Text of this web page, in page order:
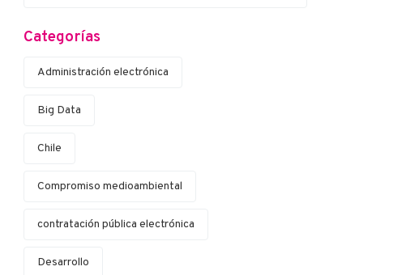
Categorías
Administración electrónica
Big Data
Chile
Compromiso medioambiental
contratación pública electrónica
Desarrollo